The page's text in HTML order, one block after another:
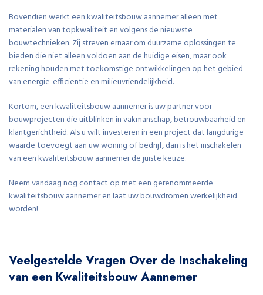
Bovendien werkt een kwaliteitsbouw aannemer alleen met
materialen van topkwaliteit en volgens de nieuwste
bouwtechnieken. Zij streven ernaar om duurzame oplossingen te
bieden die niet alleen voldoen aan de huidige eisen, maar ook
rekening houden met toekomstige ontwikkelingen op het gebied
van energie-efficiëntie en milieuvriendelijkheid.
Kortom, een kwaliteitsbouw aannemer is uw partner voor
bouwprojecten die uitblinken in vakmanschap, betrouwbaarheid en
klantgerichtheid. Als u wilt investeren in een project dat langdurige
waarde toevoegt aan uw woning of bedrijf, dan is het inschakelen
van een kwaliteitsbouw aannemer de juiste keuze.
Neem vandaag nog contact op met een gerenommeerde
kwaliteitsbouw aannemer en laat uw bouwdromen werkelijkheid
worden!
Veelgestelde Vragen Over de Inschakeling
van een Kwaliteitsbouw Aannemer